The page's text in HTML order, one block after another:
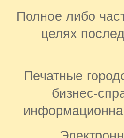
Полное либо
целях
Печатные
бизнес-